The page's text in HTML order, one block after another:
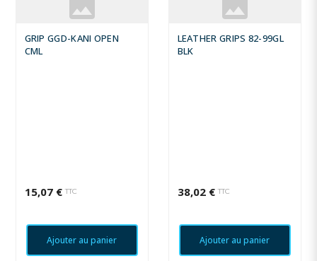
GRIP GGD-KANI OPEN
CML
15,07 € TTC
Ajouter au panier
LEATHER GRIPS 82-99GL
BLK
38,02 € TTC
Ajouter au panier